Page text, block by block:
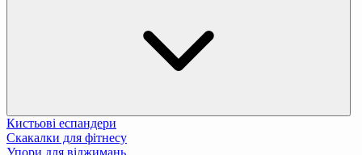
Кистьові еспандери
Скакалки для фітнесу